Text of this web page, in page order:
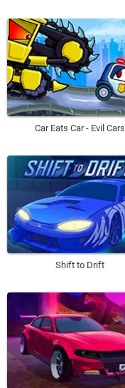
Car Eats Car - Evil Cars
Shift to Drift